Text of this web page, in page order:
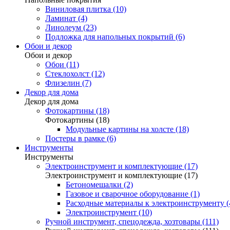
Виниловая плитка (10)
Ламинат (4)
Линолеум (23)
Подложка для напольных покрытий (6)
Обои и декор
Обои и декор
Обои (11)
Стеклохолст (12)
Флизелин (7)
Декор для дома
Декор для дома
Фотокартины (18)
Фотокартины (18)
Модульные картины на холсте (18)
Постеры в рамке (6)
Инструменты
Инструменты
Электроинструмент и комплектующие (17)
Электроинструмент и комплектующие (17)
Бетономешалки (2)
Газовое и сварочное оборудование (1)
Расходные материалы к электроинструменту
Электроинструмент (10)
Ручной инструмент, спецодежда, хозтовары (111)